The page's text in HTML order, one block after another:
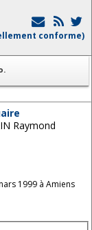
conforme)
Raymond
1999 à Amiens